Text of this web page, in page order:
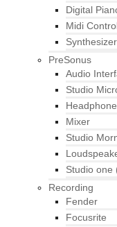
Digital
Midi
PreSonus
Audio
Studio
Headphone
Mixer
Studio
Studio one
Recording
Fender
Focusrite